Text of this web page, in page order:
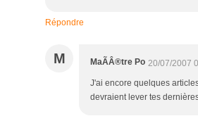
Répondre
M MaÃÂ®tre Po 20/07/2007
J'ai encore quelques
devraient lever tes